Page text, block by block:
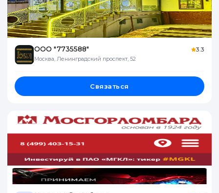
ООО "7735588"
Москва, Ленинградский проспект, 52
3.3
Связаться